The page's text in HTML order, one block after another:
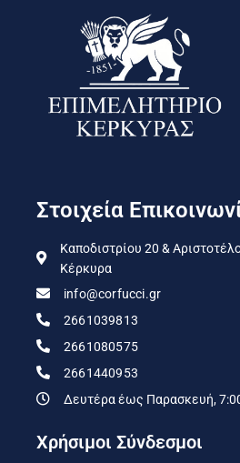
Στοιχεία
Καποδιστρίου 20 &
Κέρκυρα
info@corfucci.gr
2661039813
2661080575
2661440953
Δευτέρα έως Παρασκευή,
Χρήσιμοι Σύνδεσμοι